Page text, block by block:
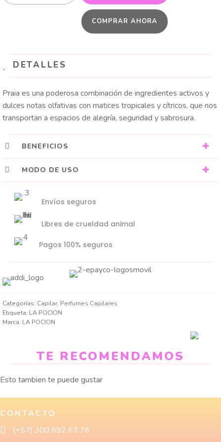
COMPRAR AHORA
DETALLES
Praia es una poderosa combinación de ingredientes activos y
dulces notas olfativas con matices tropicales y cítricos, que nos
transportan a espacios de alegría, seguridad y sabrosura.
BENEFICIOS
MODO DE USO
Envíos seguros
Libres de crueldad animal
Pagos 100% seguros
Categorías: Capilar, Perfumes Capilares
Etiqueta: LA POCION
Marca: LA POCION
TE RECOMENDAMOS
Esto tambien te puede gustar
CONTACTO
(+57) 300 892 63 76